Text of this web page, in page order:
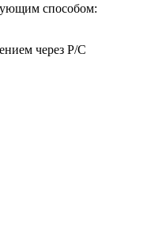
способом:
через Р/С